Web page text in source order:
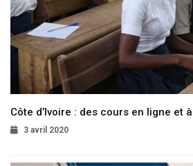
Côte d’Ivoire : des cours en ligne et
3 avril 2020